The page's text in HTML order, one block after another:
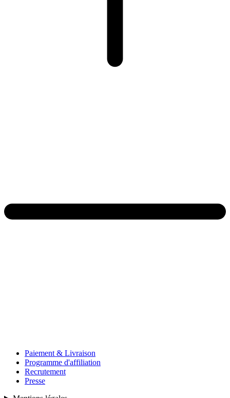
Paiement & Livraison
Programme d'affiliation
Recrutement
Presse